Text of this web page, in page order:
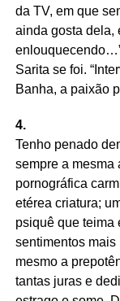
da TV, em que
ainda gosta dela,
Sarita se foi.
Banha, a paixão
4.
Tenho penado
sempre a mesma
pornográfica
etérea criatura;
psiquê que teima
sentimentos mais
mesmo a
tantas juras e